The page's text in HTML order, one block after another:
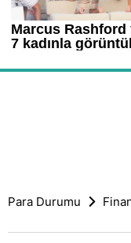
Para Durumu